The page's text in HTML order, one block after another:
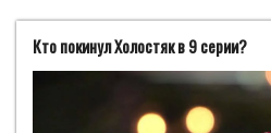
Кто покинул Холостяк в 9 серии?